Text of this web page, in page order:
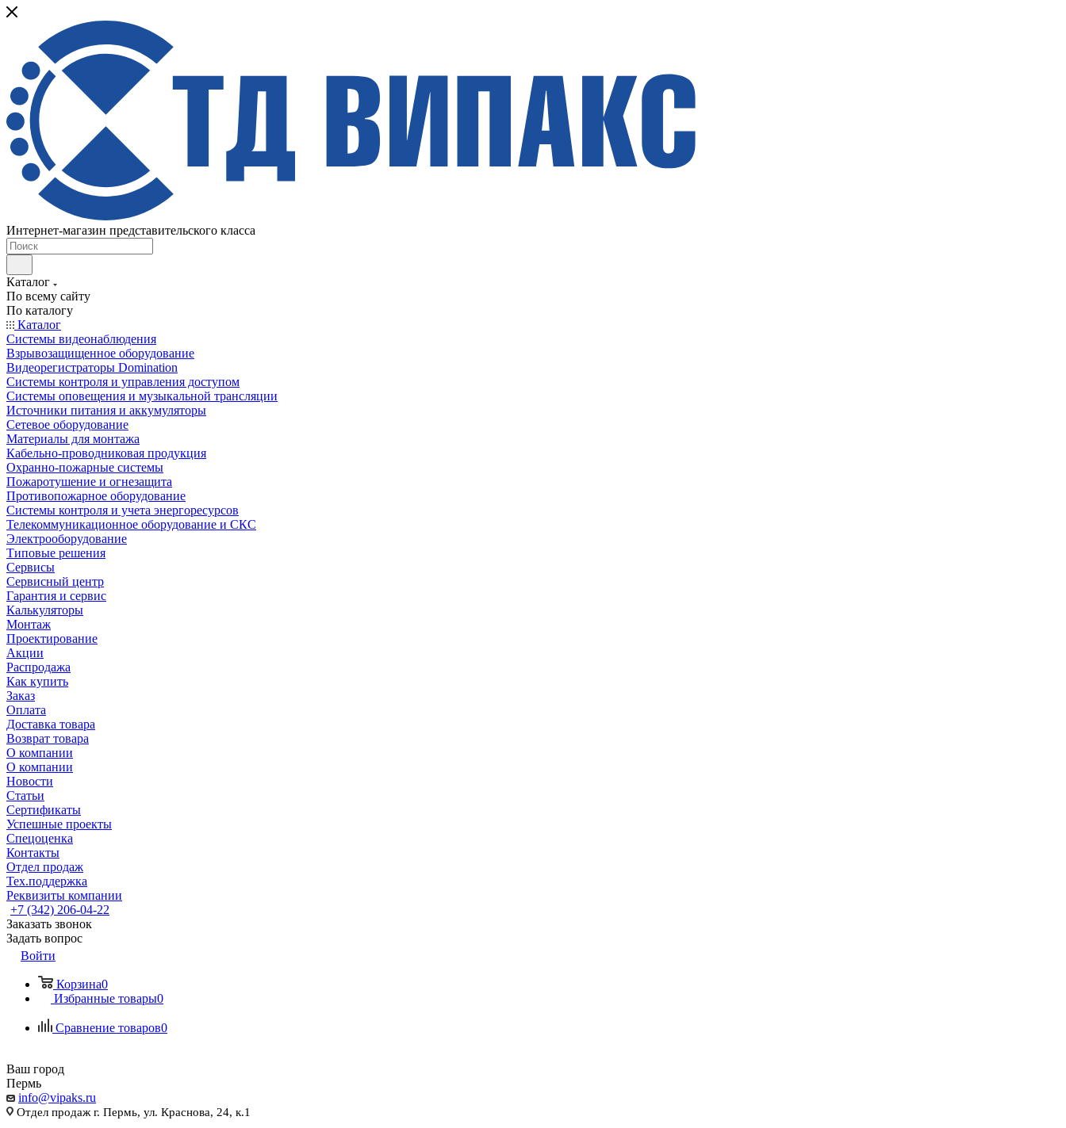
Интернет-магазин представительского класса
Каталог
По всему сайту
По каталогу
Каталог
Системы видеонаблюдения
Взрывозащищенное оборудование
Видеорегистраторы Domination
Системы контроля и управления доступом
Системы оповещения и музыкальной трансляции
Источники питания и аккумуляторы
Сетевое оборудование
Материалы для монтажа
Кабельно-проводниковая продукция
Охранно-пожарные системы
Пожаротушение и огнезащита
Противопожарное оборудование
Системы контроля и учета энергоресурсов
Телекоммуникационное оборудование и СКС
Электрооборудование
Типовые решения
Сервисы
Сервисный центр
Гарантия и сервис
Калькуляторы
Монтаж
Проектирование
Акции
Распродажа
Как купить
Заказ
Оплата
Доставка товара
Возврат товара
О компании
О компании
Новости
Статьи
Сертификаты
Успешные проекты
Спецоценка
Контакты
Отдел продаж
Тех.поддержка
Реквизиты компании
+7 (342) 206-04-22
Заказать звонок
Задать вопрос
Войти
Корзина0
Избранные товары0
Сравнение товаров0
Ваш город
Пермь
info@vipaks.ru
Отдел продаж г. Пермь, ул. Краснова, 24, к.1